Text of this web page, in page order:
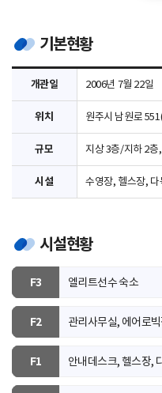
기본현황
개관일 2006년 7월 22일
위치 원주시 남원로
규모 지상 3층/지하 2
시설 수영장, 헬스장,
시설현황
F3 엘리트선수 숙소
F2 관리사무실, 에어로
F1 안내데스크, 헬스장,